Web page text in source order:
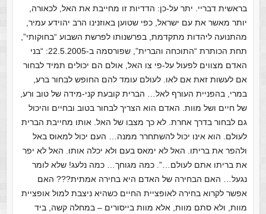
בראשית דבריי. יתר על-כן: הדדיות זו מחייבת את האל, לכאורה,
יותר מאשר את עם ישראל, כפי שטוען באוזנינו הרב יהוידע עמיר,
מהתנועה ליהדות מתקדמת, בפרשנותו לפרשת השבוע “בחוקותי”,
תחת הכותרת “התוכחה והברית”, שפורסמה ב-22.5.2005: “בני
האדם מצווים לפעול על-פי צו האל, אולם הם יכולים תמיד לבחור
אם לעשות זאת אם לאו. לעולם עומד להם החופש לבחור ברע,
במרי, בהפניית העורף לאל… הברית קובעת קני-מידה של טוב ורע,
של חיים ושל מוות. האדם הוא הצריך לבחור בטוב ובחיים והיכול
גם לבחור בדרך אחרת. לא כך מצבו של האל. אותו מחייבת הברית
לעולם. הוא אינו יכול להשתחרר ממנה… העם יכול למאוס באל
ולהפר את בריתו. האל לא ימאס בעם ולא יכלה אותו. האל לא יפר
את בריתו אתם לעולם…”. כמה מגוחך… כמה נלעג! שלא לומר
נגעל… האם הבחירה של האדם היא בחירה אמתית??? האם
אפשר לקרוא בחירה לאופציית החיים כשהיא ניצבת למול אופציית
מוות, ולא סתם מוות, אלא מוות בייסורים – במחלה קשה, ביד